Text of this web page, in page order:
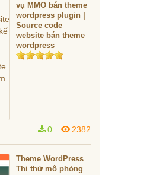
vụ MMO bán theme
wordpress plugin |
Source code
website bán theme
wordpress
2382
0
Theme WordPress
Thi thử mô phỏng